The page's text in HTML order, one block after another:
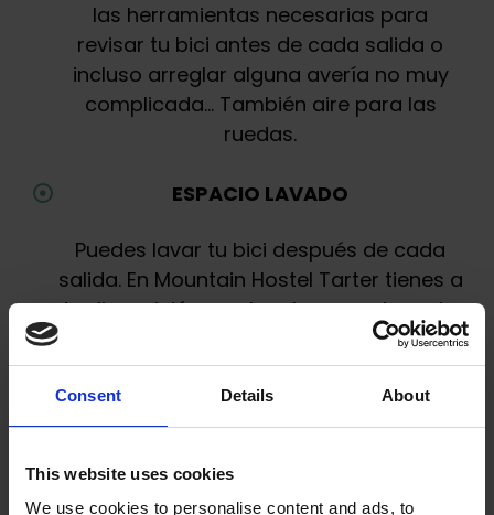
Consent Details About
This website uses cookies
We use cookies to personalise content and ads, to
las herramientas necesarias para
revisar tu bici antes de cada salida o
incluso arreglar alguna avería no muy
complicada… También aire para las
ruedas.
ESPACIO LAVADO
Puedes lavar tu bici después de cada
salida. En Mountain Hostel Tarter tienes a
tu disposición una karcher para lavar tu
bici a presión y papel para secar.